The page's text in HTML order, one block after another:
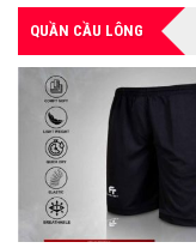
QUẦN CẦU LÔNG